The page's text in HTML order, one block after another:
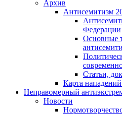
Архив
Антисемитизм
Федерации
Основные
Статьи,
Карта
Неправомерный
Новости